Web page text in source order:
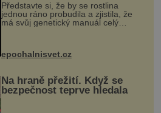
Představte si, že by se rostlina
jednou ráno probudila a zjistila, že
má svůj genetický manuál celý
vstupenka...
epochalnisvet.cz
Na hraně přežití. Když se
bezpečnost teprve hledala